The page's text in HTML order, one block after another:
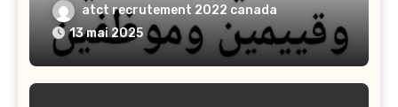
atct recrutement 2022 canada
13 mai 2025